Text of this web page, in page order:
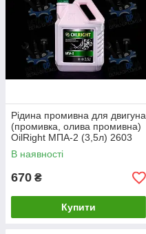
Рідина промивна для двигуна
(промивка, олива промивна)
OilRight МПА-2 (3,5л) 2603
UA1
В наявності
670 ₴
Купити